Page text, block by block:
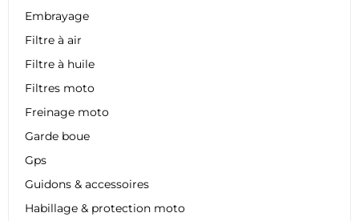
Embrayage
Filtre à air
Filtre à huile
Filtres moto
Freinage moto
Garde boue
Gps
Guidons & accessoires
Habillage & protection moto